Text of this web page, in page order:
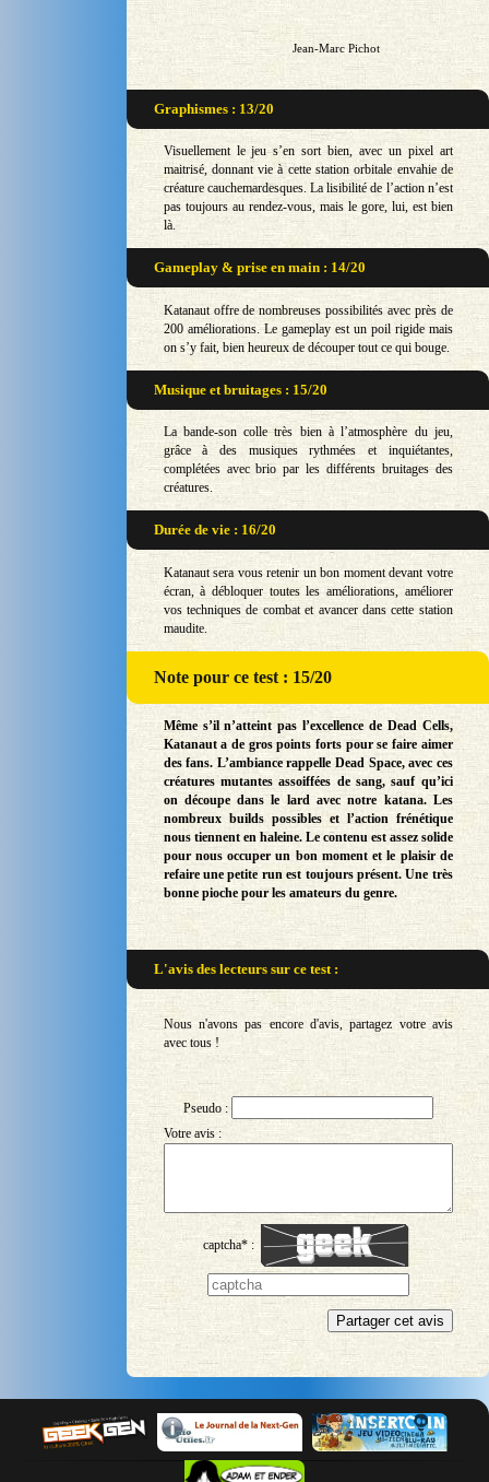
Jean-Marc Pichot
Graphismes : 13/20
Visuellement le jeu s’en sort bien, avec un pixel art
maitrisé, donnant vie à cette station orbitale envahie de
créature cauchemardesques. La lisibilité de l’action n’est
pas toujours au rendez-vous, mais le gore, lui, est bien
là.
Gameplay & prise en main : 14/20
Katanaut offre de nombreuses possibilités avec près de
200 améliorations. Le gameplay est un poil rigide mais
on s’y fait, bien heureux de découper tout ce qui bouge.
Musique et bruitages : 15/20
La bande-son colle très bien à l’atmosphère du jeu,
grâce à des musiques rythmées et inquiétantes,
complétées avec brio par les différents bruitages des
créatures.
Durée de vie : 16/20
Katanaut sera vous retenir un bon moment devant votre
écran, à débloquer toutes les améliorations, améliorer
vos techniques de combat et avancer dans cette station
maudite.
Notepour ce test : 15/20
Même s’il n’atteint pas l’excellence de Dead Cells,
Katanaut a de gros points forts pour se faire aimer
des fans. L’ambiance rappelle Dead Space, avec ces
créatures mutantes assoiffées de sang, sauf qu’ici
on découpe dans le lard avec notre katana. Les
nombreux builds possibles et l’action frénétique
nous tiennent en haleine. Le contenu est assez solide
pour nous occuper un bon moment et le plaisir de
refaire une petite run est toujours présent. Une très
bonne pioche pour les amateurs du genre.
L'avis des lecteurs surce test :
Nous n'avons pas encore d'avis, partagez votre avis
avec tous !
Pseudo :
Votre avis :
captcha* :